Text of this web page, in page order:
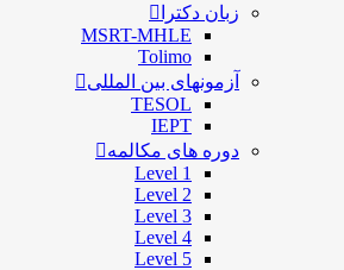
زبان دکترا
MSRT-MHLE
Tolimo
آزمونهای بین المللی
TESOL
IEPT
دوره های مکالمه
Level 1
Level 2
Level 3
Level 4
Level 5